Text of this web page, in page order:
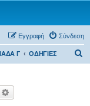
Σύνδεση
Εγγραφή
Γ ΟΔΗΓΙΕΣ